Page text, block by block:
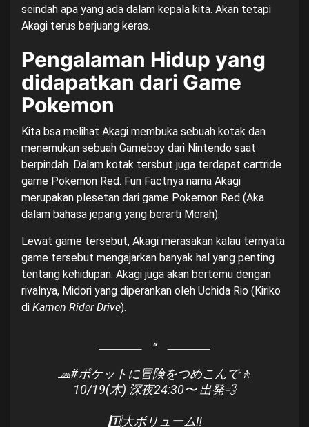
seindah apa yang ada dalam kepala kita. Akan tetapi
Akagi terus berjuang keras.
Pengalaman Hidup yang
didapatkan dari Game
Pokemon
Kita bsa melihat Akagi membuka sebuah kotak dan
menemukan sebuah Gameboy dari Nintendo saat
berpindah. Dalam kotak tersbut juga terdapat cartride
game Pokemon Red. Fun Factnya nama Akagi
merupakan plesetan dari game Pokemon Red (Aka
dalam bahasa jepang yang berarti Merah).
Lewat game tersebut, Akagi merasakan kalau ternyata
game tersebut mengajarkan banyak hal yang penting
tentang kehidupan. Akagi juga akan bertemu dengan
rivalnya, Midori yang diperankan oleh Uchida Rio (Kiriko
di Kamen Rider Drive).
🧢#ポケットに冒険をつめこんで🚶
10/19(木) 深夜24:30〜 出発💨
1️⃣大ボリューム‼️